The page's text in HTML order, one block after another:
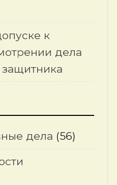
к
дела
дела (56)